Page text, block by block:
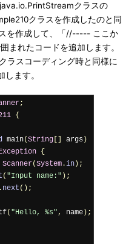
クラスの
クラスを作成したのと同
を作成して、「//----- ここか
まれたコードを追加します。
ラスコーディング時と同様に
ます。
;
{
main(String[] args)
{
Scanner(System.in);
( "Input name:" );
next ();
( "Hello, %s", name);